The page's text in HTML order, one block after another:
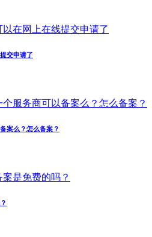
交申请了
案么？怎么备案？